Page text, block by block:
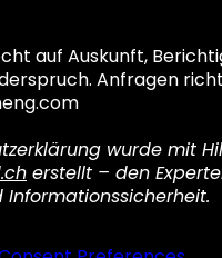
auf Auskunft,
Anfragen
wurde mit
erstellt – den
Informationssicherheit.